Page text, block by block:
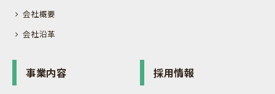
会社概要
会社沿革
事業内容 採用情報